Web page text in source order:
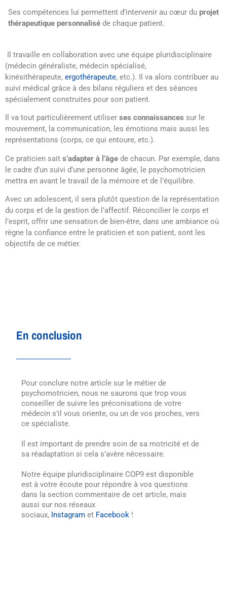
Ses compétences lui permettent d’intervenir au cœur du projet
thérapeutique personnalisé de chaque patient.
Il travaille en collaboration avec une équipe pluridisciplinaire
(médecin généraliste, médecin spécialisé,
kinésithérapeute, ergothérapeute, etc.). Il va alors contribuer au
suivi médical grâce à des bilans réguliers et des séances
spécialement construites pour son patient.
Il va tout particulièrement utiliser ses connaissances sur le
mouvement, la communication, les émotions mais aussi les
représentations (corps, ce qui entoure, etc.).
Ce praticien sait s’adapter à l’âge de chacun. Par exemple, dans
le cadre d’un suivi d’une personne âgée, le psychomotricien
mettra en avant le travail de la mémoire et de l’équilibre.
Avec un adolescent, il sera plutôt question de la représentation
du corps et de la gestion de l’affectif. Réconcilier le corps et
l’esprit, offrir une sensation de bien-être, dans une ambiance où
règne la confiance entre le praticien et son patient, sont les
objectifs de ce métier.
En conclusion
Pour conclure notre article sur le métier de
psychomotricien, nous ne saurons que trop vous
conseiller de suivre les préconisations de votre
médecin s’il vous oriente, ou un de vos proches, vers
ce spécialiste.
Il est important de prendre soin de sa motricité et de
sa réadaptation si cela s’avère nécessaire.
Notre équipe pluridisciplinaire COP9 est disponible
est à votre écoute pour répondre à vos questions
dans la section commentaire de cet article, mais
aussi sur nos réseaux
sociaux, Instagram et Facebook !